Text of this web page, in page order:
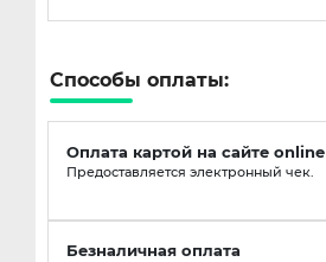
Способы оплаты:
Оплата картой на сайте online
Предоставляется электронный чек.
Безналичная оплата